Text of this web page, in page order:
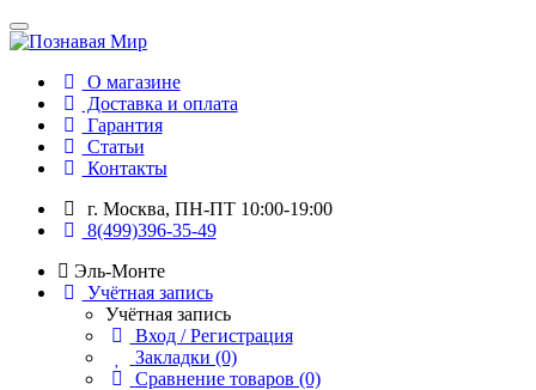
О магазине
Доставка и оплата
Гарантия
Статьи
Контакты
г. Москва, ПН-ПТ 10:00-19:00
8(499)396-35-49
Эль-Монте
Учётная запись
Учётная запись
Вход / Регистрация
Закладки (0)
Сравнение товаров (0)